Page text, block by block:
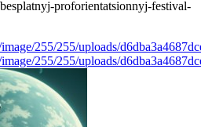
proforientatsionnyj-festival-
255/255/uploads/
255/255/uploads/